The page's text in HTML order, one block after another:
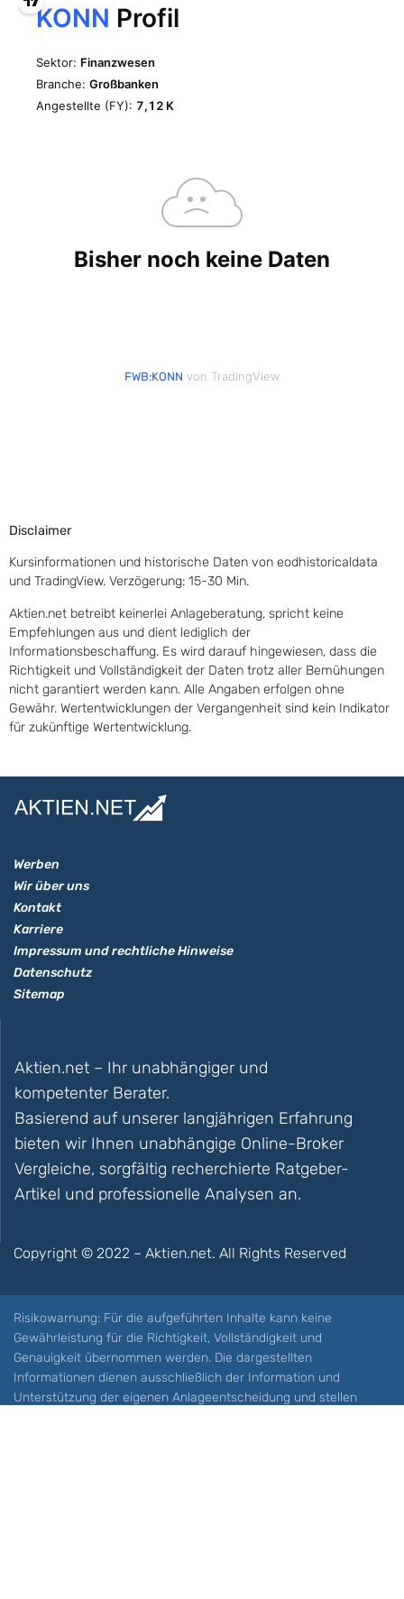
FWB:KONN von TradingView
Disclaimer
Kursinformationen und historische Daten von eodhistoricaldata
und TradingView. Verzögerung: 15-30 Min.
Aktien.net betreibt keinerlei Anlageberatung, spricht keine
Empfehlungen aus und dient lediglich der
Informationsbeschaffung. Es wird darauf hingewiesen, dass die
Richtigkeit und Vollständigkeit der Daten trotz aller Bemühungen
nicht garantiert werden kann. Alle Angaben erfolgen ohne
Gewähr. Wertentwicklungen der Vergangenheit sind kein Indikator
für zukünftige Wertentwicklung.
Werben
Wir über uns
Kontakt
Karriere
Impressum und rechtliche Hinweise
Datenschutz
Sitemap
Aktien.net – Ihr unabhängiger und
kompetenter Berater.
Basierend auf unserer langjährigen Erfahrung
bieten wir Ihnen unabhängige Online-Broker
Vergleiche, sorgfältig recherchierte Ratgeber-
Artikel und professionelle Analysen an.
Copyright © 2022 – Aktien.net. All Rights Reserved
Risikowarnung: Für die aufgeführten Inhalte kann keine
Gewährleistung für die Richtigkeit, Vollständigkeit und
Genauigkeit übernommen werden. Die dargestellten
Informationen dienen ausschließlich der Information und
Unterstützung der eigenen Anlageentscheidung und stellen